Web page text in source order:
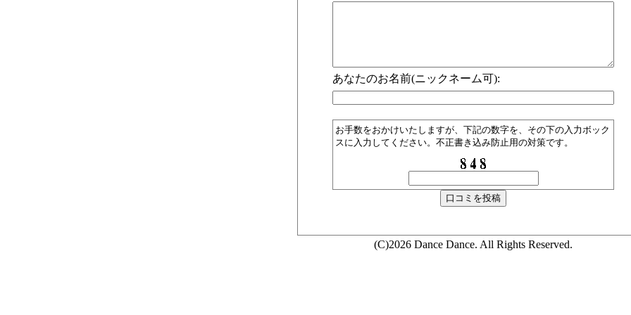
あなたのお名前(ニックネーム可):
お手数をおかけいたしますが、下記の数字を、その下の入力ボック
スに入力してください。不正書き込み防止用の対策です。
(C)2026 Dance Dance. All Rights Reserved.